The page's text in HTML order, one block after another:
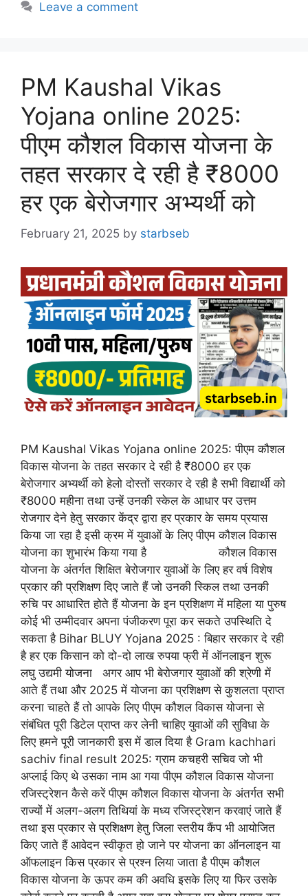
Leave a comment
PM Kaushal Vikas
Yojana online 2025:
पीएम कौशल विकास योजना के
तहत सरकार दे रही है ₹8000
हर एक बेरोजगार अभ्यर्थी को
February 21, 2025 by starbseb
PM Kaushal Vikas Yojana online 2025: पीएम कौशल
विकास योजना के तहत सरकार दे रही है ₹8000 हर एक
बेरोजगार अभ्यर्थी को हेलो दोस्तों सरकार दे रही है सभी विद्यार्थी को
₹8000 महीना तथा उन्हें उनकी स्केल के आधार पर उत्तम
रोजगार देने हेतु सरकार केंद्र द्वारा हर प्रकार के समय प्रयास
किया जा रहा है इसी क्रम में युवाओं के लिए पीएम कौशल विकास
योजना का शुभारंभ किया गया है कौशल विकास
योजना के अंतर्गत शिक्षित बेरोजगार युवाओं के लिए हर वर्ष विशेष
प्रकार की प्रशिक्षण दिए जाते हैं जो उनकी स्किल तथा उनकी
रुचि पर आधारित होते हैं योजना के इन प्रशिक्षण में महिला या पुरुष
कोई भी उम्मीदवार अपना पंजीकरण पूरा कर सकते उपस्थिति दे
सकता है Bihar BLUY Yojana 2025 : बिहार सरकार दे रही
है हर एक किसान को दो-दो लाख रुपया फ्री में ऑनलाइन शुरू
लघु उद्यमी योजना अगर आप भी बेरोजगार युवाओं की श्रेणी में
आते हैं तथा और 2025 में योजना का प्रशिक्षण से कुशलता प्राप्त
करना चाहते हैं तो आपके लिए पीएम कौशल विकास योजना से
संबंधित पूरी डिटेल प्राप्त कर लेनी चाहिए युवाओं की सुविधा के
लिए हमने पूरी जानकारी इस में डाल दिया है Gram kachhari
sachiv final result 2025: ग्राम कचहरी सचिव जो भी
अप्लाई किए थे उसका नाम आ गया पीएम कौशल विकास योजना
रजिस्ट्रेशन कैसे करें पीएम कौशल विकास योजना के अंतर्गत सभी
राज्यों में अलग-अलग तिथियां के मध्य रजिस्ट्रेशन करवाएं जाते हैं
तथा इस प्रकार से प्रशिक्षण हेतु जिला स्तरीय कैंप भी आयोजित
किए जाते हैं आवेदन स्वीकृत हो जाने पर योजना का ऑनलाइन या
ऑफलाइन किस प्रकार से प्रश्न लिया जाता है पीएम कौशल
विकास योजना के ऊपर कम की अवधि इसके लिए या फिर उसके